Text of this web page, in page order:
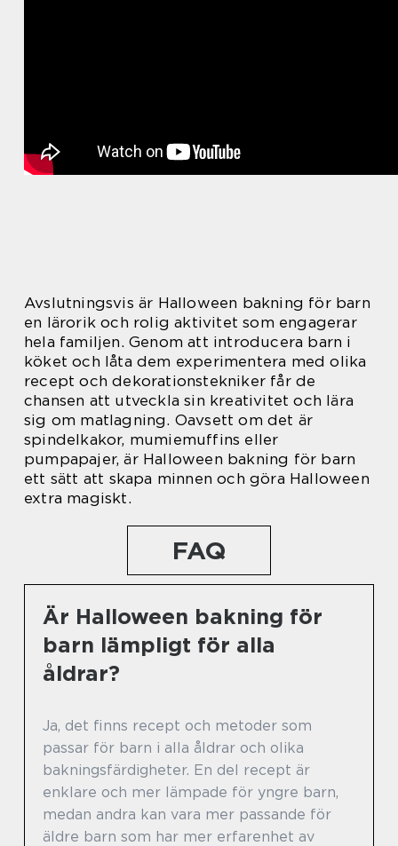
Avslutningsvis är Halloween bakning för barn
en lärorik och rolig aktivitet som engagerar
hela familjen. Genom att introducera barn i
köket och låta dem experimentera med olika
recept och dekorationstekniker får de
chansen att utveckla sin kreativitet och lära
sig om matlagning. Oavsett om det är
spindelkakor, mumiemuffins eller
pumpapajer, är Halloween bakning för barn
ett sätt att skapa minnen och göra Halloween
extra magiskt.
FAQ
Är Halloween bakning för
barn lämpligt för alla
åldrar?
Ja, det finns recept och metoder som
passar för barn i alla åldrar och olika
bakningsfärdigheter. En del recept är
enklare och mer lämpade för yngre barn,
medan andra kan vara mer passande för
äldre barn som har mer erfarenhet av